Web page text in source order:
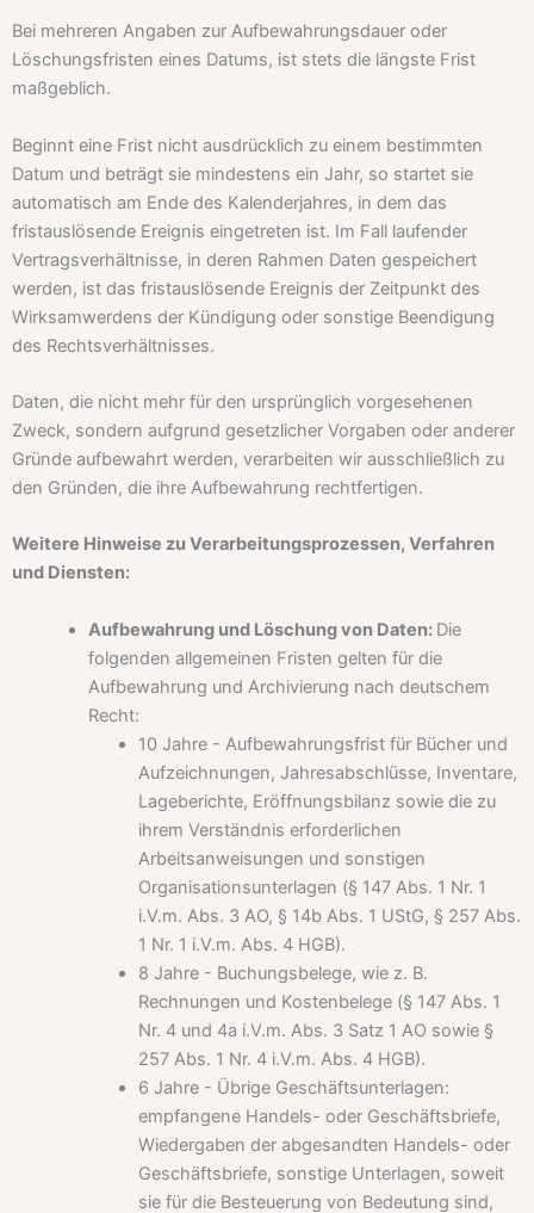
Bei mehreren Angaben zur Aufbewahrungsdauer oder
Löschungsfristen eines Datums, ist stets die längste Frist
maßgeblich.
Beginnt eine Frist nicht ausdrücklich zu einem bestimmten
Datum und beträgt sie mindestens ein Jahr, so startet sie
automatisch am Ende des Kalenderjahres, in dem das
fristauslösende Ereignis eingetreten ist. Im Fall laufender
Vertragsverhältnisse, in deren Rahmen Daten gespeichert
werden, ist das fristauslösende Ereignis der Zeitpunkt des
Wirksamwerdens der Kündigung oder sonstige Beendigung
des Rechtsverhältnisses.
Daten, die nicht mehr für den ursprünglich vorgesehenen
Zweck, sondern aufgrund gesetzlicher Vorgaben oder anderer
Gründe aufbewahrt werden, verarbeiten wir ausschließlich zu
den Gründen, die ihre Aufbewahrung rechtfertigen.
Weitere Hinweise zu Verarbeitungsprozessen, Verfahren
und Diensten:
Aufbewahrung und Löschung von Daten: Die
folgenden allgemeinen Fristen gelten für die
Aufbewahrung und Archivierung nach deutschem
Recht:
10 Jahre - Aufbewahrungsfrist für Bücher und
Aufzeichnungen, Jahresabschlüsse, Inventare,
Lageberichte, Eröffnungsbilanz sowie die zu
ihrem Verständnis erforderlichen
Arbeitsanweisungen und sonstigen
Organisationsunterlagen (§ 147 Abs. 1 Nr. 1
i.V.m. Abs. 3 AO, § 14b Abs. 1 UStG, § 257 Abs.
1 Nr. 1 i.V.m. Abs. 4 HGB).
8 Jahre - Buchungsbelege, wie z. B.
Rechnungen und Kostenbelege (§ 147 Abs. 1
Nr. 4 und 4a i.V.m. Abs. 3 Satz 1 AO sowie §
257 Abs. 1 Nr. 4 i.V.m. Abs. 4 HGB).
6 Jahre - Übrige Geschäftsunterlagen:
empfangene Handels- oder Geschäftsbriefe,
Wiedergaben der abgesandten Handels- oder
Geschäftsbriefe, sonstige Unterlagen, soweit
sie für die Besteuerung von Bedeutung sind,